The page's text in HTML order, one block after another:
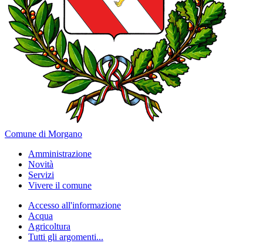
Comune di Morgano
Amministrazione
Novità
Servizi
Vivere il comune
Accesso all'informazione
Acqua
Agricoltura
Tutti gli argomenti...